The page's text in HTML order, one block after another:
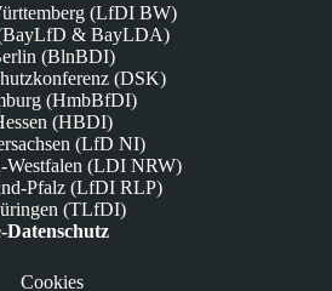
(LfDI BW)
& BayLDA)
(BlnBDI)
(DSK)
(HmbBfDI)
(HBDI)
(LfD NI)
Westfalen (LDI NRW)
Pfalz (LfDI RLP)
(TLfDI)
Datenschutz
Cookies